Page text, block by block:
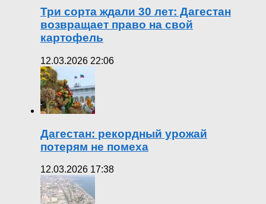
Три сорта ждали 30 лет: Дагестан
возвращает право на свой
картофель
12.03.2026 22:06
Дагестан: рекордный урожай
потерям не помеха
12.03.2026 17:38